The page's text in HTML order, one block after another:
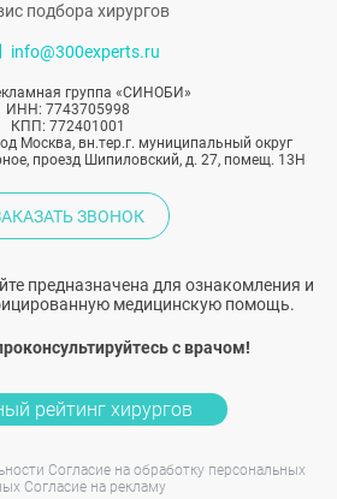
подбора хирургов
info@300experts.ru
группа «СИНОБИ»
ИНН: 7743705998
КПП: 772401001
Москва, вн.тер.г. муниципальный округ
проезд Шипиловский, д. 27, помещ. 13Н
ЗВОНОК
предназначена для ознакомления и
медицинскую помощь.
с врачом!
рейтинг хирургов
Согласие на обработку персональных
Согласие на рекламу